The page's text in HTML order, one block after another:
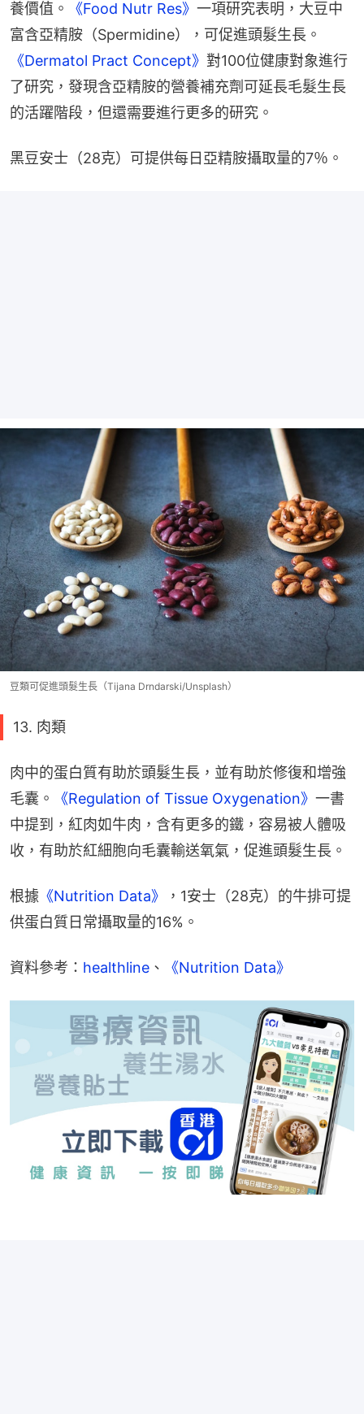
養價值。 《Food Nutr Res》 一項研究表明，大豆中
《Dermatol Pract Concept》 對100位健康對象進行
了研究，發現含亞精胺的營養補充劑可延長毛髮生長
的活躍階段，但還需要進行更多的研究。
黑豆安士（28克）可提供每日亞精胺攝取量的7％。
豆類可促進頭髮生長（Tijana Drndarski/Unsplash）
13. 肉類
肉中的蛋白質有助於頭髮生長，並有助於修復和增強
毛囊。
《Regulation of Tissue Oxygenation》 一書
中提到，紅肉如牛肉，含有更多的鐵，容易被人體吸
收，有助於紅細胞向毛囊輸送氧氣，促進頭髮生長。
根據 《Nutrition Data》
，1安士（28克）的牛排可提
供蛋白質日常攝取量的16%。
資料參考： healthline 、 《Nutrition Data》